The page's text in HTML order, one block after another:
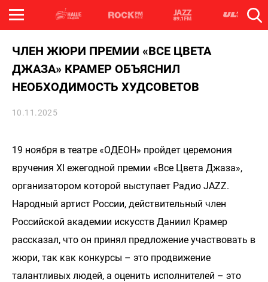
ЧЛЕН ЖЮРИ ПРЕМИИ «ВСЕ ЦВЕТА
ДЖАЗА» КРАМЕР ОБЪЯСНИЛ
НЕОБХОДИМОСТЬ ХУДСОВЕТОВ
10.11.2025
19 ноября в театре «ОДЕОН» пройдет церемония
вручения XI ежегодной премии «Все Цвета Джаза»,
организатором которой выступает Радио JAZZ.
Народный артист России, действительный член
Российской академии искусств Даниил Крамер
рассказал, что он принял предложение участвовать в
жюри, так как конкурсы – это продвижение
талантливых людей, а оценить исполнителей – это